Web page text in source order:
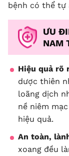
bệnh có thể tự
ƯU
NAM
Hiệu quả rõ
dược thiên
loãng dịch
nề niêm
hiệu quả.
An toàn,
xoang đều